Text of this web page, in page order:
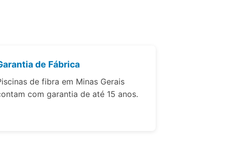
de Fábrica
de fibra em Minas Gerais
com garantia de até 15 anos.